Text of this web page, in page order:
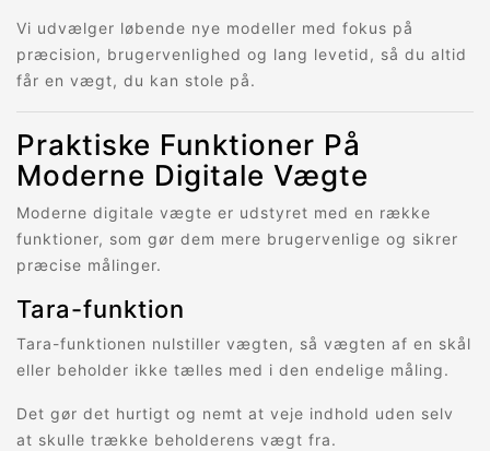
Vi udvælger løbende nye modeller med fokus på
præcision, brugervenlighed og lang levetid, så du altid
får en vægt, du kan stole på.
Praktiske Funktioner På
Moderne Digitale Vægte
Moderne digitale vægte er udstyret med en række
funktioner, som gør dem mere brugervenlige og sikrer
præcise målinger.
Tara-funktion
Tara-funktionen nulstiller vægten, så vægten af en skål
eller beholder ikke tælles med i den endelige måling.
Det gør det hurtigt og nemt at veje indhold uden selv
at skulle trække beholderens vægt fra.